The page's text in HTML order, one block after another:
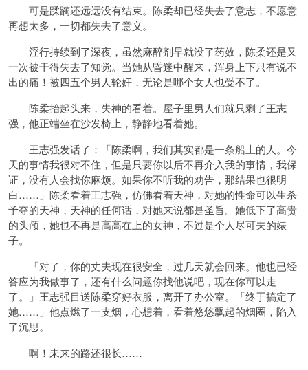
可是蹂躏还远远没有结束。陈柔却已经失去了意志，不愿意
再想太多，一切都失去了意义。
淫行持续到了深夜，虽然麻醉剂早就没了药效，陈柔还是又
一次被干得失去了知觉。当她从昏迷中醒来，浑身上下只有说不
出的痛！被四五个男人轮奸，无论是哪个女人也受不了。
陈柔抬起头来，失神的看着。屋子里男人们就只剩了王志
强，他正端坐在沙发椅上，静静地看着她。
王志强发话了：「陈柔啊，我们其实都是一条船上的人。今
天的事情我很对不住，但是只要你以后不再介入我的事情，我保
证，没有人会找你麻烦。如果你不听我的劝告，那结果也很明
白……」陈柔看着王志强，仿佛看着天神，对她的性命可以生杀
予夺的天神，天神的任何话，对她来说都是圣旨。她低下了高贵
的头颅，她也不再是高高在上的女神，不过是个人尽可夫的婊
子。
「对了，你的丈夫现在很安全，过几天就会回来。他也已经
答应为我做事了，还有什么问题你找他说吧，现在你可以走
了。」王志强目送陈柔穿好衣服，离开了办公室。「终于搞定了
她……」他点燃了一支烟，心想着，看着悠悠飘起的烟圈，陷入
了沉思。
啊！未来的路还很长……